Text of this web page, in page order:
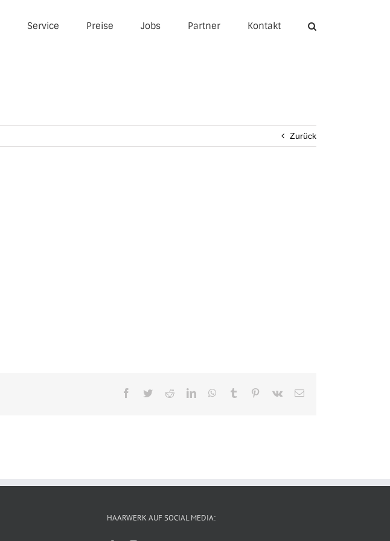
Service Preise Jobs Partner Kontakt
Zurück
Facebook
TwitterRedditLinkedInWhatsApp
Tumblr Pinterest
Vk
E-
HAARWERK AUF SOCIAL MEDIA: